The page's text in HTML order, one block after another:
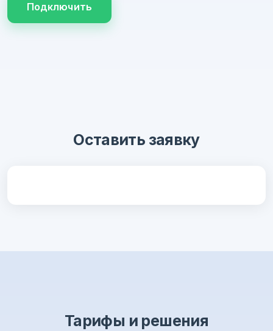
Подключить
Оставить заявку
Тарифы и решения